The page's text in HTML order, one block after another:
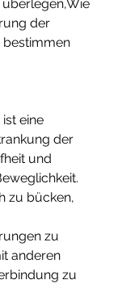
der
eine
der
und
zu bücken,
zu
anderen
zu